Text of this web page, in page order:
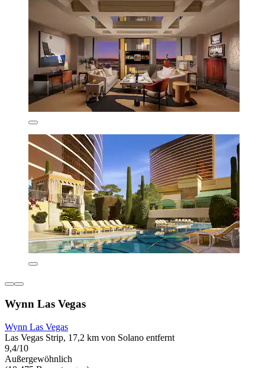
Wynn Las Vegas
Wynn Las Vegas
Las Vegas Strip, 17,2 km von Solano entfernt
9,4/10
Außergewöhnlich